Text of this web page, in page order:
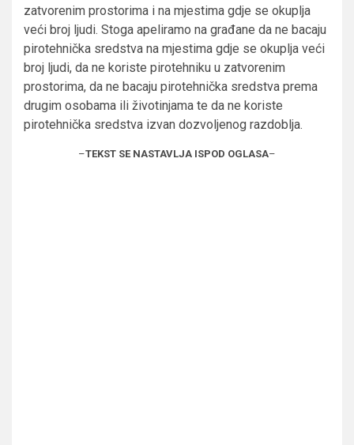
zatvorenim prostorima i na mjestima gdje se okuplja
veći broj ljudi. Stoga apeliramo na građane da ne bacaju
pirotehnička sredstva na mjestima gdje se okuplja veći
broj ljudi, da ne koriste pirotehniku u zatvorenim
prostorima, da ne bacaju pirotehnička sredstva prema
drugim osobama ili životinjama te da ne koriste
pirotehnička sredstva izvan dozvoljenog razdoblja.
–TEKST SE NASTAVLJA ISPOD OGLASA–